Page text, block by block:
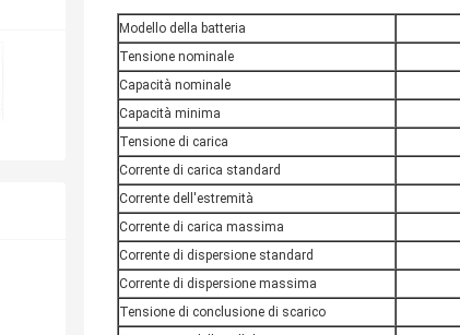
Modello della batteria
Tensione nominale
Capacità nominale
Capacità minima
Tensione di carica
Corrente di carica standard
Corrente dell'estremità
Corrente di carica massima
Corrente di dispersione standard
Corrente di dispersione massima
Tensione di conclusione di scarico